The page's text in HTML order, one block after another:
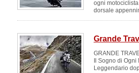
ogni
dorsale
Grande
GRANDE
Il Sogno di
Leggendario